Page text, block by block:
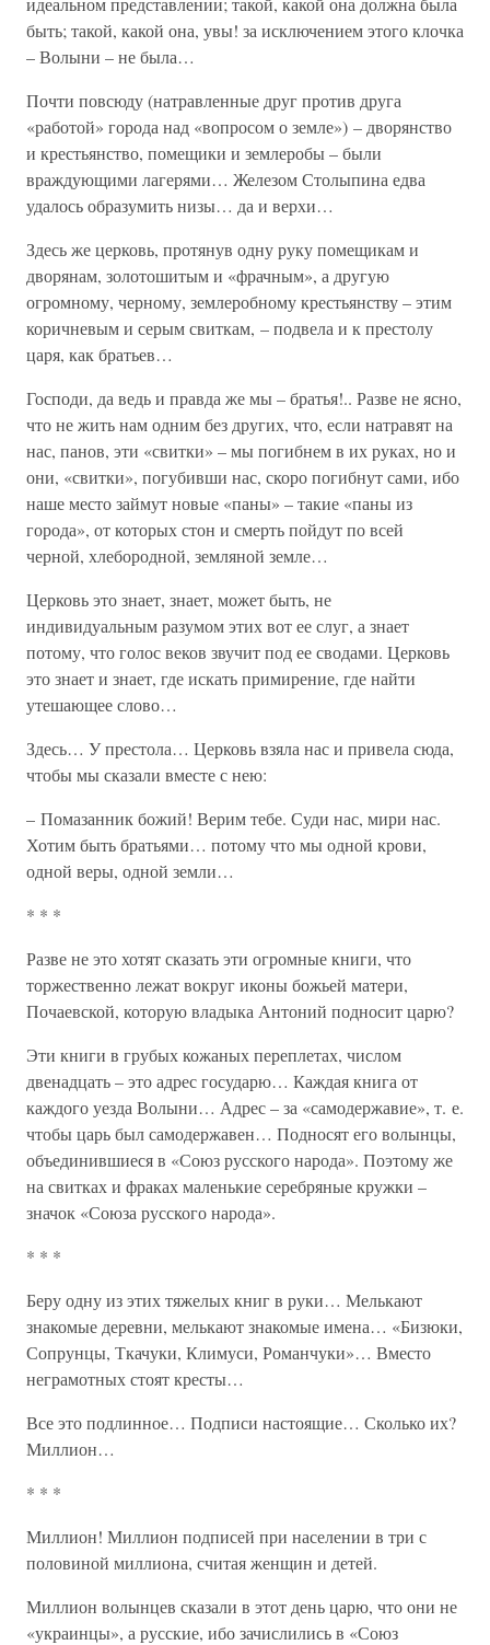
быть; такой, какой она, увы! за исключением этого клочка
– Волыни – не была…
Почти повсюду (натравленные друг против друга
«работой» города над «вопросом о земле») – дворянство
и крестьянство, помещики и землеробы – были
враждующими лагерями… Железом Столыпина едва
удалось образумить низы… да и верхи…
Здесь же церковь, протянув одну руку помещикам и
дворянам, золотошитым и «фрачным», а другую
огромному, черному, землеробному крестьянству – этим
коричневым и серым свиткам, – подвела и к престолу
царя, как братьев…
Господи, да ведь и правда же мы – братья!.. Разве не ясно,
что не жить нам одним без других, что, если натравят на
нас, панов, эти «свитки» – мы погибнем в их руках, но и
они, «свитки», погубивши нас, скоро погибнут сами, ибо
наше место займут новые «паны» – такие «паны из
города», от которых стон и смерть пойдут по всей
черной, хлебородной, земляной земле…
Церковь это знает, знает, может быть, не
индивидуальным разумом этих вот ее слуг, а знает
потому, что голос веков звучит под ее сводами. Церковь
это знает и знает, где искать примирение, где найти
утешающее слово…
Здесь… У престола… Церковь взяла нас и привела сюда,
чтобы мы сказали вместе с нею:
– Помазанник божий! Верим тебе. Суди нас, мири нас.
Хотим быть братьями… потому что мы одной крови,
одной веры, одной земли…
* * *
Разве не это хотят сказать эти огромные книги, что
торжественно лежат вокруг иконы божьей матери,
Почаевской, которую владыка Антоний подносит царю?
Эти книги в грубых кожаных переплетах, числом
двенадцать – это адрес государю… Каждая книга от
каждого уезда Волыни… Адрес – за «самодержавие», т. е.
чтобы царь был самодержавен… Подносят его волынцы,
объединившиеся в «Союз русского народа». Поэтому же
на свитках и фраках маленькие серебряные кружки –
значок «Союза русского народа».
* * *
Беру одну из этих тяжелых книг в руки… Мелькают
знакомые деревни, мелькают знакомые имена… «Бизюки,
Сопрунцы, Ткачуки, Климуси, Романчуки»… Вместо
неграмотных стоят кресты…
Все это подлинное… Подписи настоящие… Сколько их?
Миллион…
* * *
Миллион! Миллион подписей при населении в три с
половиной миллиона, считая женщин и детей.
Миллион волынцев сказали в этот день царю, что они не
«украинцы», а русские, ибо зачислились в «Союз